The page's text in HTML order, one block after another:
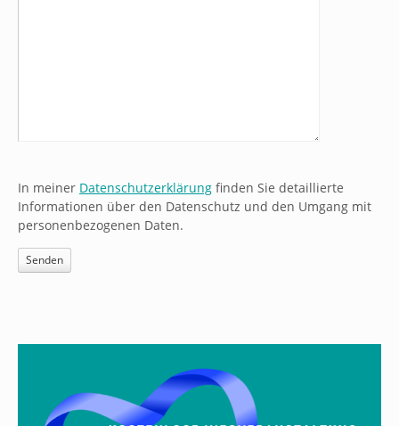
In meiner Datenschutzerklärung finden Sie detaillierte
Informationen über den Datenschutz und den Umgang mit
personenbezogenen Daten.